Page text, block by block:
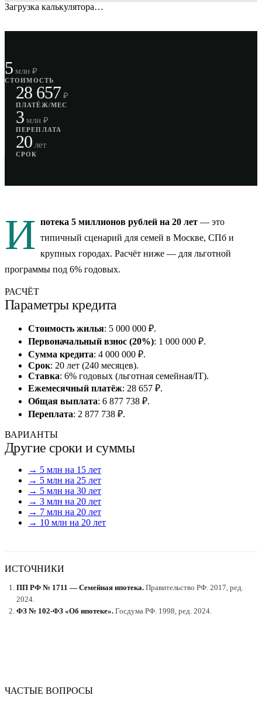
Загрузка калькулятора…
5 млн ₽
СТОИМОСТЬ
28 657 ₽
ПЛАТЁЖ/МЕС
3 млн ₽
ПЕРЕПЛАТА
20 лет
СРОК
И потека 5 миллионов рублей на 20 лет — это
типичный сценарий для семей в Москве, СПб и
крупных городах. Расчёт ниже — для льготной
программы под 6% годовых.
РАСЧЁТ
Параметры кредита
Стоимость жилья: 5 000 000 ₽.
Первоначальный взнос (20%): 1 000 000 ₽.
Сумма кредита: 4 000 000 ₽.
Срок: 20 лет (240 месяцев).
Ставка: 6% годовых (льготная семейная/IT).
Ежемесячный платёж: 28 657 ₽.
Общая выплата: 6 877 738 ₽.
Переплата: 2 877 738 ₽.
ВАРИАНТЫ
Другие сроки и суммы
→ 5 млн на 15 лет
→ 5 млн на 25 лет
→ 5 млн на 30 лет
→ 3 млн на 20 лет
→ 7 млн на 20 лет
→ 10 млн на 20 лет
ИСТОЧНИКИ
ПП РФ № 1711 — Семейная ипотека. Правительство РФ. 2017, ред.
2024.
ФЗ № 102-ФЗ «Об ипотеке». Госдума РФ. 1998, ред. 2024.
ЧАСТЫЕ ВОПРОСЫ